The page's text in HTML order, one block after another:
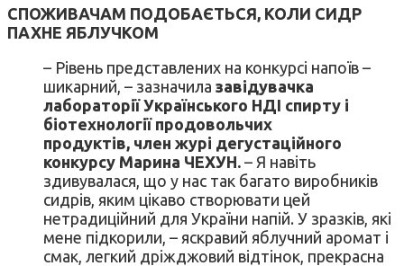
СПОЖИВАЧАМ ПОДОБАЄТЬСЯ, КОЛИ СИДР
ПАХНЕ ЯБЛУЧКОМ
– Рівень представлених на конкурсі напоїв –
шикарний, – зазначила завідувачка
лабораторії Українського НДІ спирту і
біотехнології продовольчих
продуктів, член журі дегустаційного
конкурсу Марина ЧЕХУН. – Я навіть
здивувалася, що у нас так багато виробників
сидрів, яким цікаво створювати цей
нетрадиційний для України напій. У зразків, які
мене підкорили, – яскравий яблучний аромат і
смак, легкий дріжджовий відтінок, прекрасна